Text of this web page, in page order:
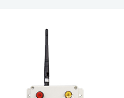
态信息显示在安灯看板上。